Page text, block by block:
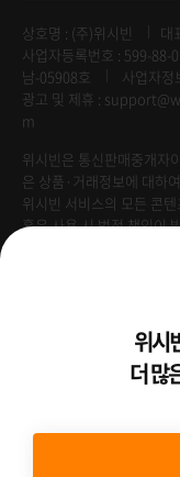
상호명 : (주)위시빈 대
사업자등록번호 : 599-88-
남-05908호
사업자정
광고 및 제휴 :
m
위시빈은 통신판매중개자
은 상품·거래정보에 대하
위시빈 서비스의 모든 콘
혹은 사용 시 법적 책임이
Venture Enterprise위시
더 많